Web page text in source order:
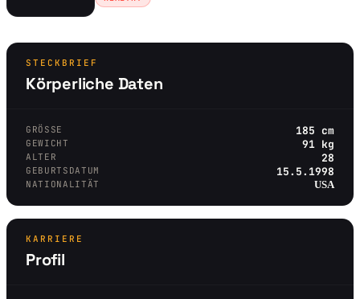
STECKBRIEF
Körperliche Daten
GRÖSSE 185 cm
GEWICHT 91 kg
ALTER 28
GEBURTSDATUM 15.5.1998
NATIONALITÄT USA
KARRIERE
Profil